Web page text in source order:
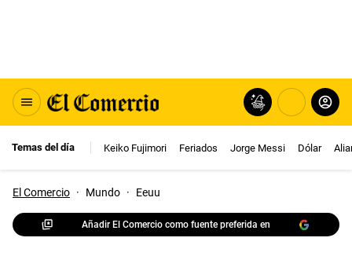
Temas del día Keiko Fujimori Feriados Jorge Messi Dólar
El Comercio · Mundo · Eeuu
Añadir El Comercio como fuente preferida en